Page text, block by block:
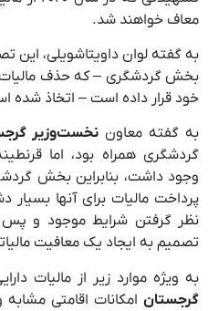
معاف خواهند شد.
به گفته لوان داویتاشویلی،
بخش گردشگری – که حذف مالیات
خود قرار داده است – اتخاذ شده
به گفته معاون نخست‌وزیر
گردشگری همراه بود، اما
وجود داشت، بنابراین بخش
پرداخت مالیات برای آنها
نظر گرفتن شرایط موجود و
تصمیم به ایجاد یک معافیت
به ویژه موارد زیر از مالیات
گرجستان امکانات اقامتی